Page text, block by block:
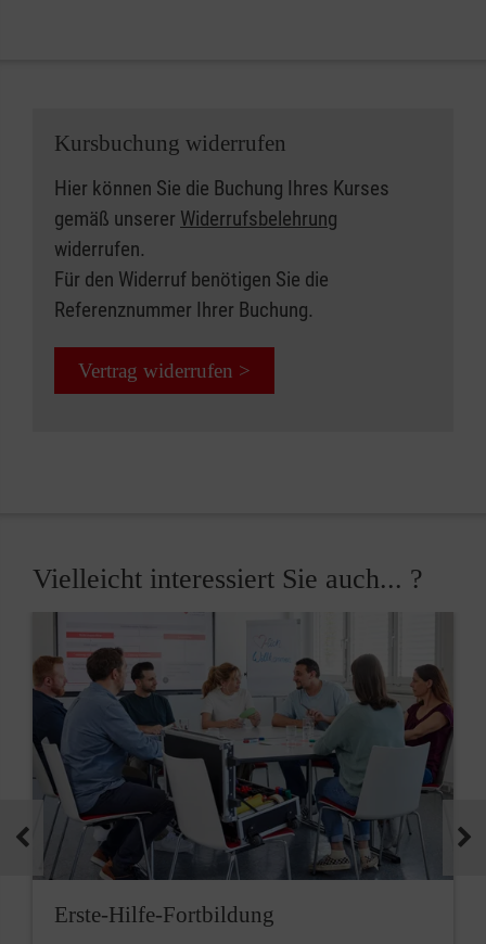
Kursbuchung widerrufen
Hier können Sie die Buchung Ihres Kurses
gemäß unserer Widerrufsbelehrung
widerrufen.
Für den Widerruf benötigen Sie die
Referenznummer Ihrer Buchung.
Vertrag widerrufen >
Vielleicht interessiert Sie auch... ?
Erste-Hilfe-Fortbildung